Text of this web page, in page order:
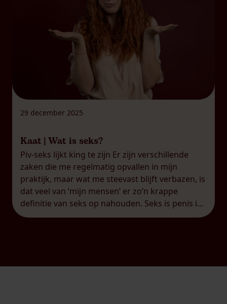
29 december 2025
Kaat | Wat is seks?
Piv-seks lijkt king te zijn Er zijn verschillende
zaken die me regelmatig opvallen in mijn
praktijk, maar wat me steevast blijft verbazen, is
dat veel van ‘mijn mensen’ er zo’n krappe
definitie van seks op nahouden. Seks is penis in
vagina. Punt uit. Er moet penetratie zijn, en liefst